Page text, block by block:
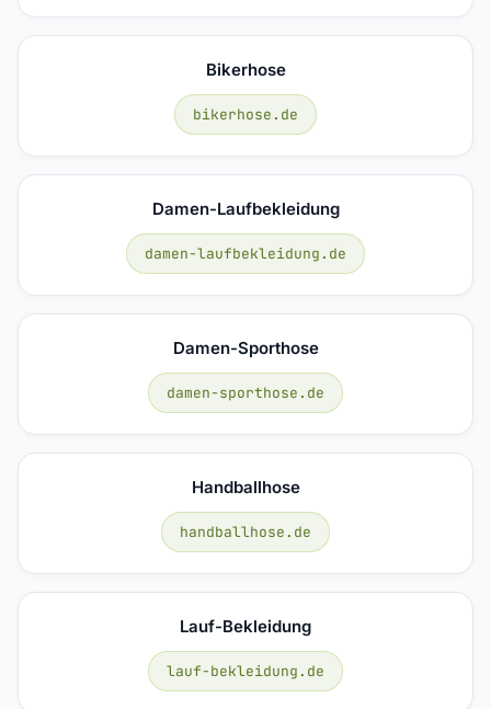
Bikerhose
bikerhose.de
Damen-Laufbekleidung
damen-laufbekleidung.de
Damen-Sporthose
damen-sporthose.de
Handballhose
handballhose.de
Lauf-Bekleidung
lauf-bekleidung.de